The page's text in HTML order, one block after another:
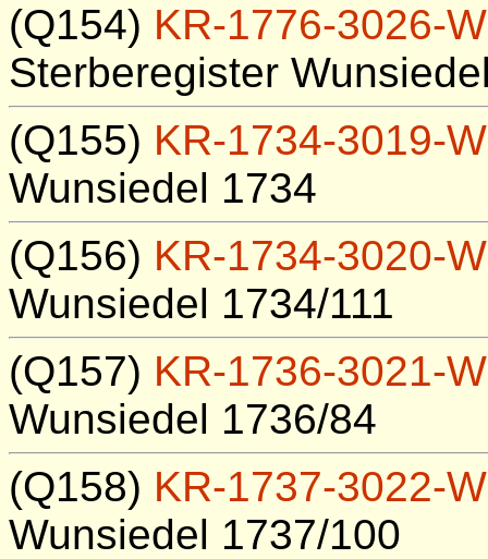
(Q154) KR-1776-3026-
Sterberegister
(Q155) KR-1734-3019-
Wunsiedel 1734
(Q156) KR-1734-3020-
Wunsiedel 1734/111
(Q157) KR-1736-3021-
Wunsiedel 1736/84
(Q158) KR-1737-3022-
Wunsiedel 1737/100